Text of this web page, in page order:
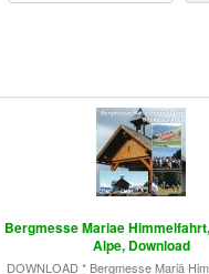
Bergmesse Mariae
Alpe, Download
DOWNLOAD * Bergmesse Mariä